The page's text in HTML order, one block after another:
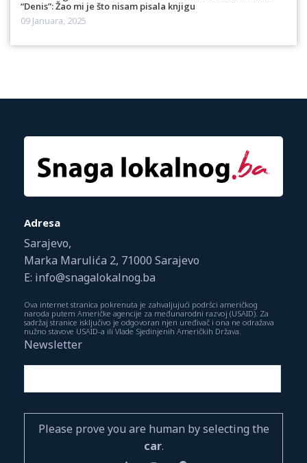
“Denis”: Žao mi je što nisam pisala knjigu
09 Januara, 2025
Adresa
Sarajevo,
Marka Marulića 2, 71000 Sarajevo
E: info@snagalokalnog.ba
Ova internet stranica pokrenuta je zahvaljujući podršci američkog
naroda putem Američke agencije za međunarodni razvoj (USAID). Za
sadržaj stranice isključivo je odgovoran njen uređivač i ona ne odražava
nužno stavove USAID-a ili Vlade Sjedinjenih Američkih Država.
Newsletter
Please prove you are human by selecting the
car.